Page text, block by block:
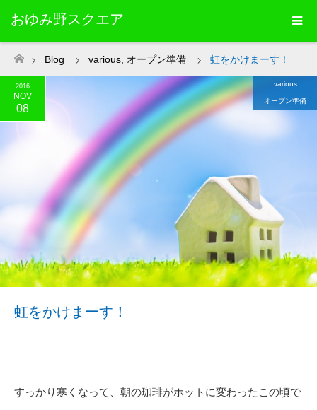
おゆみ野スクエア
ホーム
Blog various オープン準備 虹をかけまーす！
2016
NOV
08
various
オープン準備
虹をかけまーす！
すっかり寒くなって、朝の珈琲がホットに変わったこの頃で